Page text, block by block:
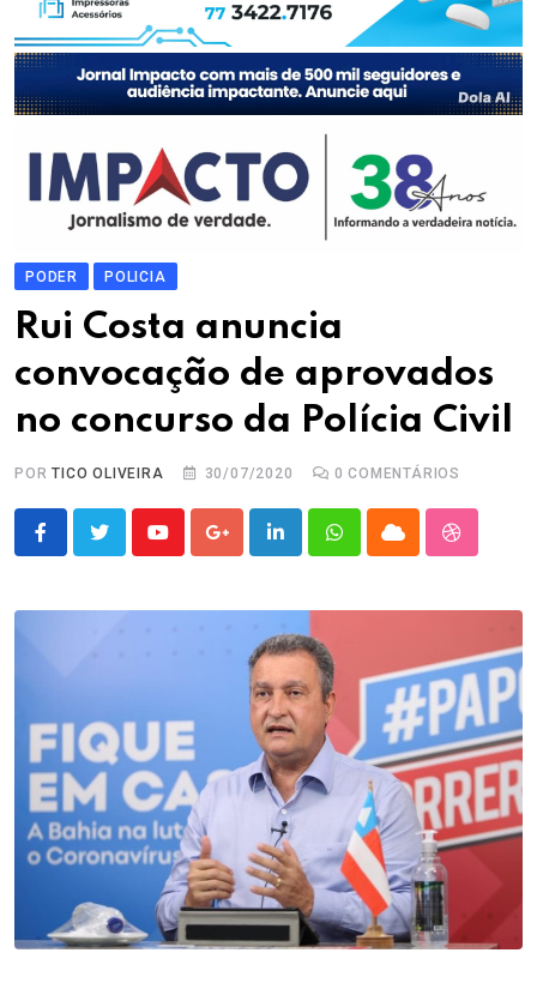
PODER POLICIA
Rui Costa anuncia
convocação de aprovados
no concurso da Polícia Civil
PORTICO OLIVEIRA 30/07/2020 0 COMENTÁRIOS